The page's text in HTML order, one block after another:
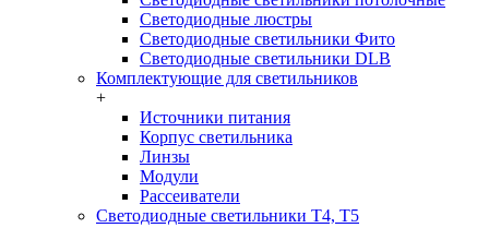
Светодиодные люстры
Светодиодные светильники Фито
Светодиодные светильники DLB
Комплектующие для светильников
+
Источники питания
Корпус светильника
Линзы
Модули
Рассеиватели
Светодиодные светильники T4, T5